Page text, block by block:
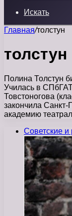
Искать
Главная/толстун
толстун
Полина Толстун
Училась в
Товстоногова
закончила Санкт-
академию
Советские и